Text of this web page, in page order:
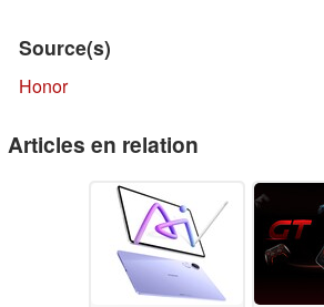
Source(s)
Honor
Articles en relation